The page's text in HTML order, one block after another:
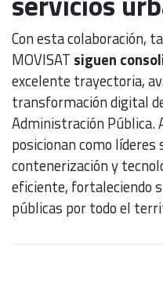
Con esta colaboración,
MOVISAT siguen
excelente trayectoria,
transformación digital
Administración Pública.
posicionan como
contenerización y
eficiente, fortaleciendo
públicas por todo el